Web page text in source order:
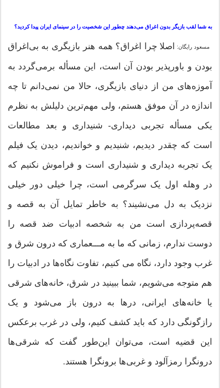
به شما لقب بازیگر بدون اغراق می‌دهند چطور این شخصیت را در سینمای ایران پیدا کردید؟
مسعود رایگان: اصلا چرا اغراق؟ همه هنر بازیگری به بی‌اغراق
بودن و باورپذیر بودن آن است، این مسأله برمی‌گردد به
آموزه‌های من از دنیای بازیگری، حالا من نمی‌دانم تا چه
اندازه در آن موفق هستم، ولی مهم‌ترین دلیلش به نظرم
یکی مسأله تجربی دیداری- شنیداری و بعد مطالعات
است که چقدر دیدیم، شنیدیم و خواندیم، دیدن یک فیلم
یک تجربه دیداری و شنیداری است و فراموش نکنیم که
در وهله اول یک سرگرمی است، چرا خیلی دور خیلی
نزدیک به دل می‌نشیند؟ به خاطر تمایل آن به قصه و
قصه‌پردازی است من به شخصه ادبیات ضد قصه را
دوست ندارم، زمانی که ما به مـــعماری که درون شرق و
غرب وجود دارد، نگاه می کنیم، تفاوت نگاه‌ها در ادبیات را
هم متوجه می‌شویم، شما ببینید در شرق، خانه‌های شرقی
یا خانه‌های ایرانی، درها به درون باز می‌شود و یک
رازگونگی دارد که باید کشف کنیم، ولی در غرب برعکس
این قضیه است، می‌توان این‌طور گفت که شرقی‌ها
درونگرا رمزآلود و غربی‌ها برونگرا هستند.